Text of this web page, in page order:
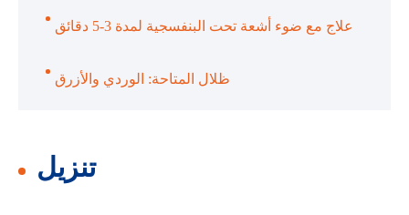
علاج مع ضوء أشعة تحت البنفسجية لمدة 3-5 دقائق
ظلال المتاحة: الوردي والأزرق
تنزيل